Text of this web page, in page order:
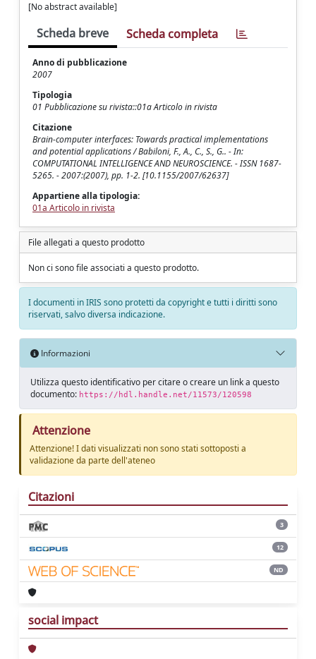
[No abstract available]
Scheda breve Scheda completa
Anno di pubblicazione
2007
Tipologia
01 Pubblicazione su rivista::01a Articolo in rivista
Citazione
Brain-computer interfaces: Towards practical implementations
and potential applications / Babiloni, F., A., C., S., G.. - In:
COMPUTATIONAL INTELLIGENCE AND NEUROSCIENCE. - ISSN 1687-
5265. - 2007:(2007), pp. 1-2. [10.1155/2007/62637]
Appartiene alla tipologia:
01a Articolo in rivista
File allegati a questo prodotto
Non ci sono file associati a questo prodotto.
I documenti in IRIS sono protetti da copyright e tutti i diritti sono
riservati, salvo diversa indicazione.
Informazioni
Utilizza questo identificativo per citare o creare un link a questo
documento: https://hdl.handle.net/11573/120598
Attenzione
Attenzione! I dati visualizzati non sono stati sottoposti a
validazione da parte dell'ateneo
Citazioni
3
12
ND
social impact